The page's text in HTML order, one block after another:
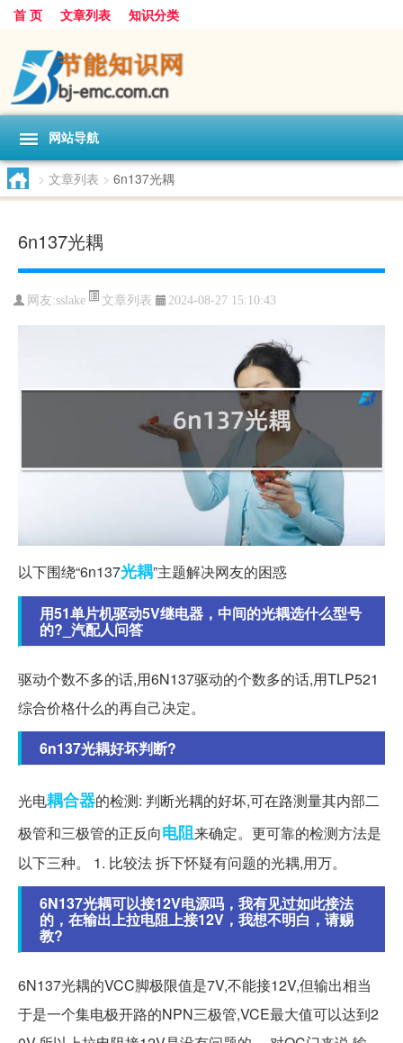
首 页 文章列表 知识分类
网站导航
> 文章列表 > 6n137光耦
6n137光耦
网友:sslake 文章列表 2024-08-27 15:10:43
以下围绕“6n137光耦”主题解决网友的困惑
用51单片机驱动5V继电器，中间的光耦选什么型号
的?_汽配人问答
驱动个数不多的话,用6N137驱动的个数多的话,用TLP521
综合价格什么的再自己决定。
6n137光耦好坏判断?
光电耦合器的检测: 判断光耦的好坏,可在路测量其内部二
极管和三极管的正反向电阻来确定。更可靠的检测方法是
以下三种。 1. 比较法 拆下怀疑有问题的光耦,用万。
6N137光耦可以接12V电源吗，我有见过如此接法
的，在输出上拉电阻上接12V，我想不明白，请赐
教?
6N137光耦的VCC脚极限值是7V,不能接12V,但输出相当
于是一个集电极开路的NPN三极管,VCE最大值可以达到2